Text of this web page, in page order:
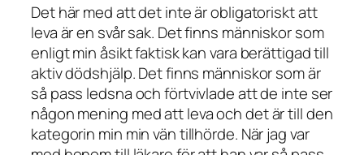
Det här med att det inte är obligatoriskt att
leva är en svår sak. Det finns människor som
enligt min åsikt faktisk kan vara berättigad till
aktiv dödshjälp. Det finns människor som är
så pass ledsna och förtvivlade att de inte ser
någon mening med att leva och det är till den
kategorin min min vän tillhörde. När jag var